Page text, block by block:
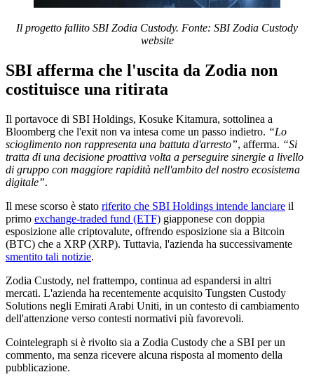
Il progetto fallito SBI Zodia Custody. Fonte: SBI Zodia Custody
website
SBI afferma che l'uscita da Zodia non
costituisce una ritirata
Il portavoce di SBI Holdings, Kosuke Kitamura, sottolinea a
Bloomberg che l'exit non va intesa come un passo indietro. “Lo
scioglimento non rappresenta una battuta d'arresto”, afferma. “Si
tratta di una decisione proattiva volta a perseguire sinergie a livello
di gruppo con maggiore rapidità nell'ambito del nostro ecosistema
digitale”.
Il mese scorso è stato riferito che SBI Holdings intende lanciare il
primo exchange-traded fund (ETF) giapponese con doppia
esposizione alle criptovalute, offrendo esposizione sia a Bitcoin
(BTC) che a XRP (XRP). Tuttavia, l'azienda ha successivamente
smentito tali notizie.
Zodia Custody, nel frattempo, continua ad espandersi in altri
mercati. L'azienda ha recentemente acquisito Tungsten Custody
Solutions negli Emirati Arabi Uniti, in un contesto di cambiamento
dell'attenzione verso contesti normativi più favorevoli.
Cointelegraph si è rivolto sia a Zodia Custody che a SBI per un
commento, ma senza ricevere alcuna risposta al momento della
pubblicazione.